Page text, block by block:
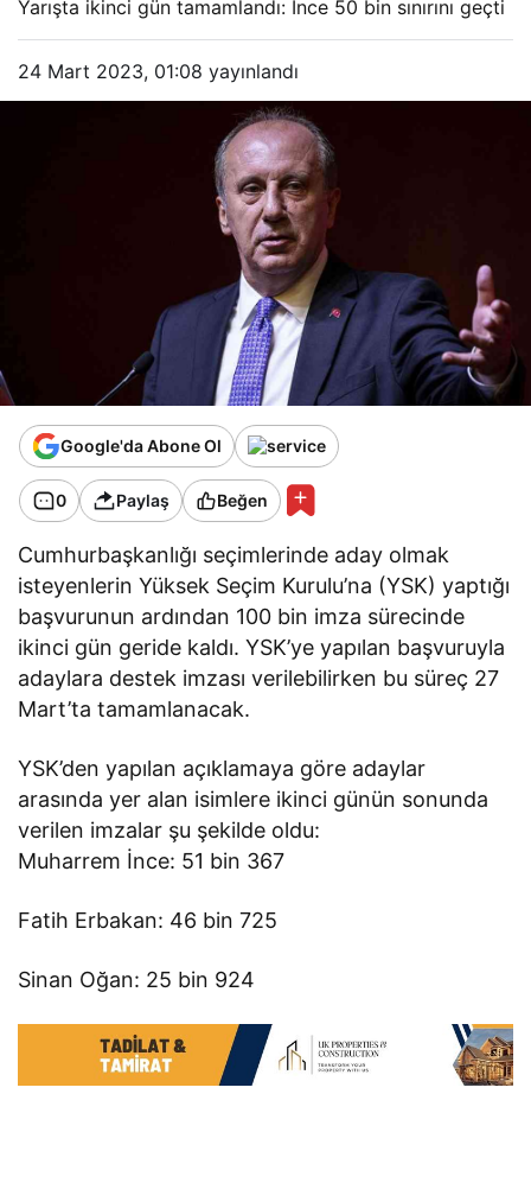
Yarışta ikinci gün tamamlandı: İnce 50 bin sınırını geçti
24 Mart 2023, 01:08 yayınlandı
Google'da Abone Ol
0 Paylaş Beğen
Cumhurbaşkanlığı seçimlerinde aday olmak
isteyenlerin Yüksek Seçim Kurulu’na (YSK) yaptığı
başvurunun ardından 100 bin imza sürecinde
ikinci gün geride kaldı. YSK’ye yapılan başvuruyla
adaylara destek imzası verilebilirken bu süreç 27
Mart’ta tamamlanacak.
YSK’den yapılan açıklamaya göre adaylar
arasında yer alan isimlere ikinci günün sonunda
verilen imzalar şu şekilde oldu:
Muharrem İnce: 51 bin 367
Fatih Erbakan: 46 bin 725
Sinan Oğan: 25 bin 924